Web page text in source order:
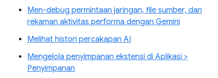
Men-debug permintaan jaringan, file sumber, dan
rekaman aktivitas performa dengan Gemini
Melihat histori percakapan AI
Mengelola penyimpanan ekstensi di Aplikasi >
Penyimpanan